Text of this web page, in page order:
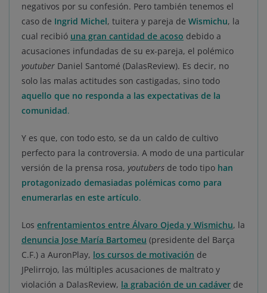
negativos por su confesión. Pero también tenemos el
caso de Ingrid Michel, tuitera y pareja de Wismichu, la
cual recibió una gran cantidad de acoso debido a
acusaciones infundadas de su ex-pareja, el polémico
youtuber Daniel Santomé (DalasReview). Es decir, no
solo las malas actitudes son castigadas, sino todo
aquello que no responda a las expectativas de la
comunidad.
Y es que, con todo esto, se da un caldo de cultivo
perfecto para la controversia. A modo de una particular
versión de la prensa rosa, youtubers de todo tipo han
protagonizado demasiadas polémicas como para
enumerarlas en este artículo.
Los enfrentamientos entre Álvaro Ojeda y Wismichu, la
denuncia Jose María Bartomeu (presidente del Barça
C.F.) a AuronPlay, los cursos de motivación de
JPelirrojo, las múltiples acusaciones de maltrato y
violación a DalasReview, la grabación de un cadáver de